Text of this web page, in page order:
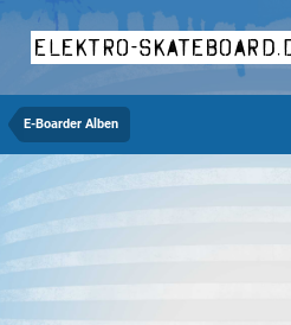
elektro-
E-Boarder Alben